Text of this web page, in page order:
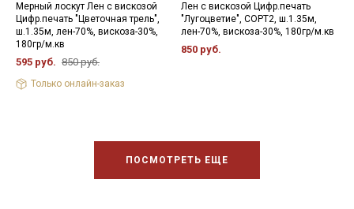
Мерный лоскут Лен с вискозой
Цифр.печать "Цветочная трель",
ш.1.35м, лен-70%, вискоза-30%,
180гр/м.кв
595 руб. 850 руб.
Только онлайн-заказ
Лен с вискозой Цифр.печать
"Лугоцветие", СОРТ2, ш.1.35м,
лен-70%, вискоза-30%, 180гр/м.кв
850 руб.
ПОСМОТРЕТЬ ЕЩЕ